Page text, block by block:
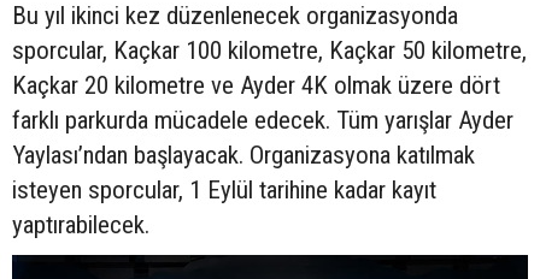
Bu yıl ikinci kez düzenlenecek organizasyonda
sporcular, Kaçkar 100 kilometre, Kaçkar 50 kilometre,
Kaçkar 20 kilometre ve Ayder 4K olmak üzere dört
farklı parkurda mücadele edecek. Tüm yarışlar Ayder
Yaylası’ndan başlayacak. Organizasyona katılmak
isteyen sporcular, 1 Eylül tarihine kadar kayıt
yaptırabilecek.